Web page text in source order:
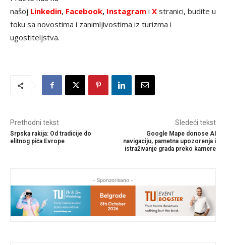
našoj Linkedin, Facebook, Instagram i X stranici, budite u
toku sa novostima i zanimljivostima iz turizma i
ugostiteljstva.
Prethodni tekst
Srpska rakija: Od tradicije do
elitnog pića Evrope
Sledeći tekst
Google Mape donose AI
navigaciju, pametna upozorenja i
istraživanje grada preko kamere
- Sponzorisano -